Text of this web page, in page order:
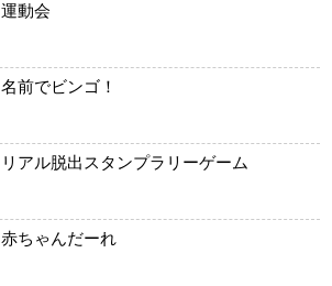
運動会
名前でビンゴ！
リアル脱出スタンプラリーゲーム
赤ちゃんだーれ